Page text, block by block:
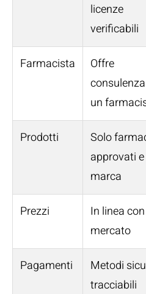
licenze
verificabili
Farmacista
Offre
un
Prodotti
Solo
approvati
marca
Prezzi
In linea
mercato
Pagamenti
Metodi
tracciabili